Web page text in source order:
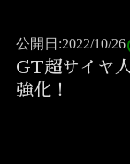
公開日:2022/10/26
GT超サイヤ
強化！